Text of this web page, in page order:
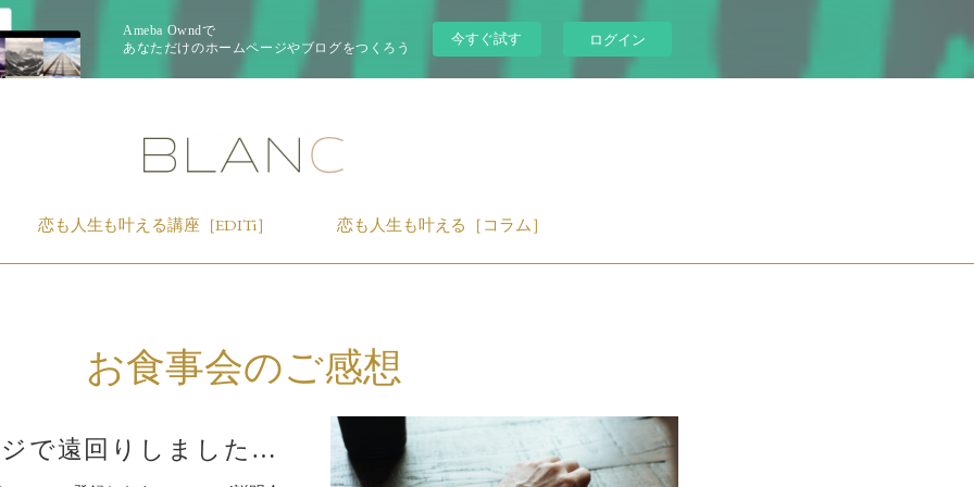
Ameba Owndで
あなただけのホームページやブログをつくろう
今すぐ試す ログイン
恋も人生も叶える講座［EDITi］ 恋も人生も叶える［コラム］
お食事会のご感想
「勝手なイメージで遠回りしました。」